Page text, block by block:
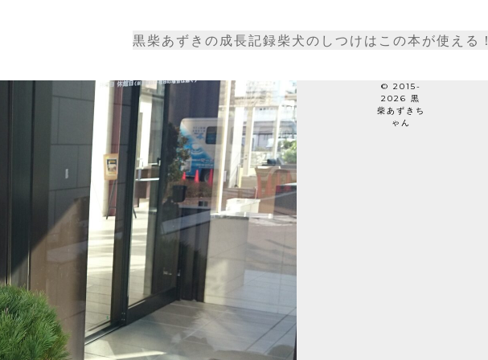
黒柴あずきの成長記録柴犬のしつけはこの本が使える！
© 2015-
2026 黒
柴あずきち
ゃん